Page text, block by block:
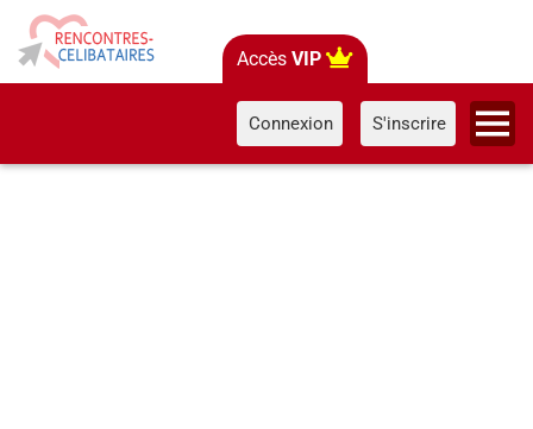
Accès VIP
Connexion S'inscrire